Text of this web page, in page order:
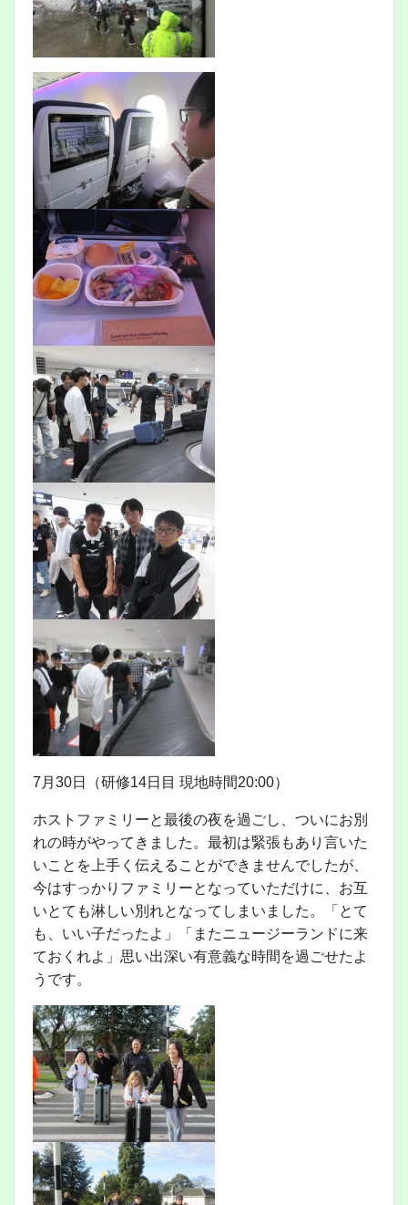
7月30日（研修14日目 現地時間20:00）
ホストファミリーと最後の夜を過ごし、ついにお別
れの時がやってきました。最初は緊張もあり言いた
いことを上手く伝えることができませんでしたが、
今はすっかりファミリーとなっていただけに、お互
いとても淋しい別れとなってしまいました。「とて
も、いい子だったよ」「またニュージーランドに来
ておくれよ」思い出深い有意義な時間を過ごせたよ
うです。